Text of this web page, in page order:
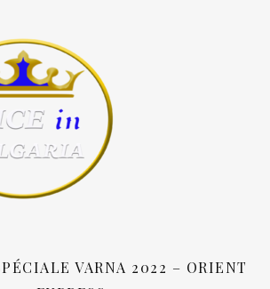
VARNA 2022 – ORIENT